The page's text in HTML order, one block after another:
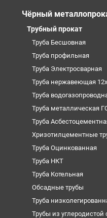
Чёрный
Трубный прокат
Труба Бесшовная
Труба профильная
Труба Электросварная
Труба нержавеющая
Труба
Труба металлическая
Труба
Хризотилцементные
Труба Оцинкованная
Труба НКТ
Труба Котельная
Обсадные трубы
Труба
Трубы из углеродистой